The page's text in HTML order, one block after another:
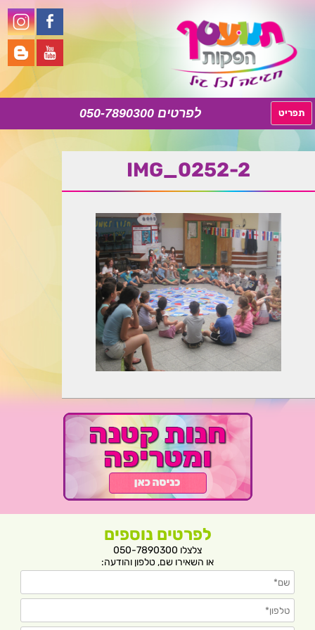
050-7890300 תפריט
לתוכן
IMG_0252-2
לפרטים נוספים
צלצלו 050-7890300
או השאירו שם, טלפון והודעה: